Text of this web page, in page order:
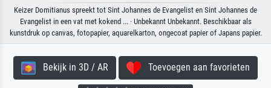
Keizer Domitianus spreekt tot Sint Johannes de Evangelist en Sint Johannes de
Evangelist in een vat met kokend ... · Unbekannt Unbekannt. Beschikbaar als
kunstdruk op canvas, fotopapier, aquarelkarton, ongecoat papier of Japans papier.
Bekijk in 3D / AR Toevoegen aan favorieten